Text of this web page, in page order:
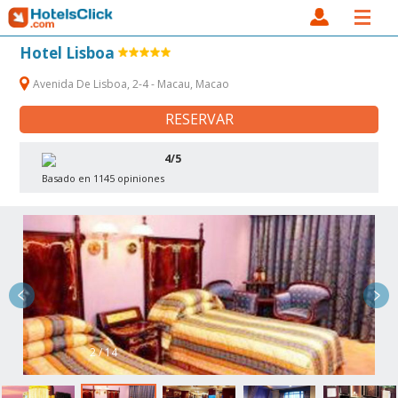
Hotel Lisboa
Avenida De Lisboa, 2-4 - Macau, Macao
RESERVAR
4/5
Basado en 1145 opiniones
2 / 14